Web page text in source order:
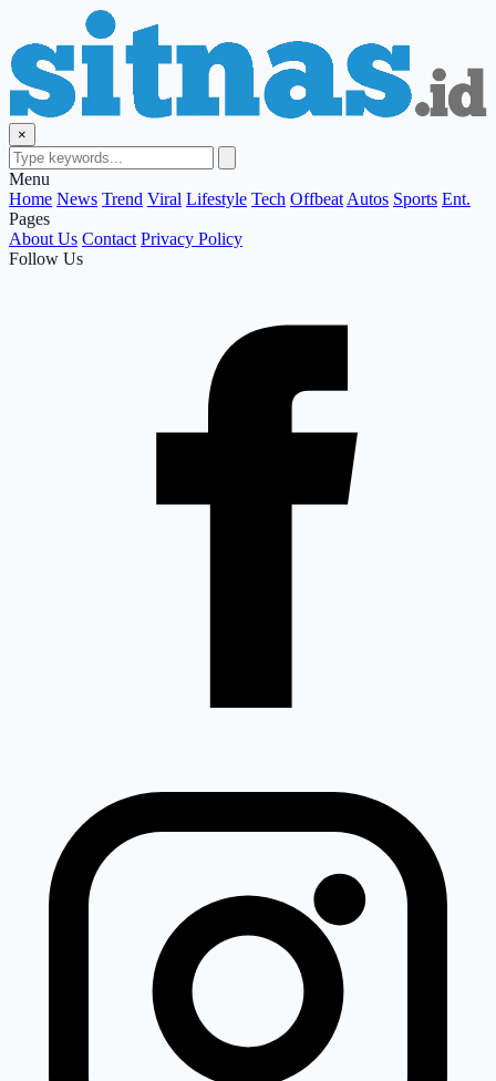
×
Menu
Home News Trend Viral Lifestyle Tech Offbeat Autos Sports Ent.
Pages
About Us Contact Privacy Policy
Follow Us